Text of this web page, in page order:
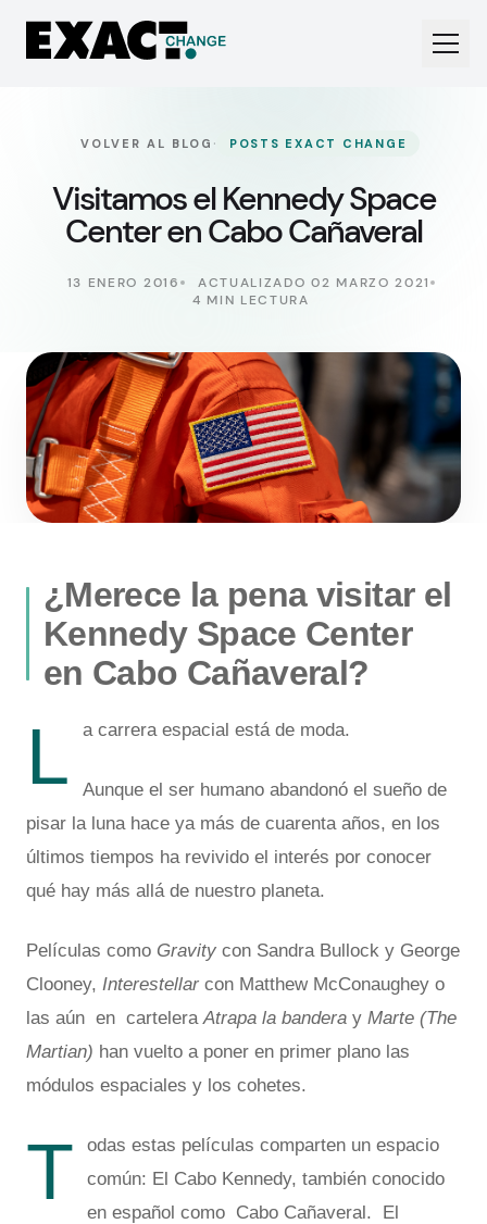
VOLVER AL BLOG · POSTS EXACT CHANGE
Visitamos el Kennedy Space
Center en Cabo Cañaveral
13 ENERO 2016
ACTUALIZADO 02 MARZO 2021
4 MIN LECTURA
¿Merece la pena visitar el
Kennedy Space Center
en Cabo Cañaveral?
L a carrera espacial está de moda.
Aunque el ser humano abandonó el sueño de
pisar la luna hace ya más de cuarenta años, en los
últimos tiempos ha revivido el interés por conocer
qué hay más allá de nuestro planeta.
Películas como Gravity con Sandra Bullock y George
Clooney, Interestellar con Matthew McConaughey o
las aún en cartelera Atrapa la bandera y Marte (The
Martian) han vuelto a poner en primer plano las
módulos espaciales y los cohetes.
T
odas estas películas comparten un espacio
común: El Cabo Kennedy, también conocido
en español como Cabo Cañaveral. El